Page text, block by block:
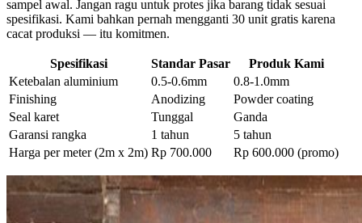
sampel awal. Jangan ragu untuk protes jika barang tidak sesuai
spesifikasi. Kami bahkan pernah mengganti 30 unit gratis karena
cacat produksi — itu komitmen.
Spesifikasi Standar Pasar
Produk Kami
Ketebalan aluminium
0.5-0.6mm
0.8-1.0mm
Finishing
Anodizing
Powder coating
Seal karet
Tunggal
Ganda
Garansi rangka
1 tahun
5 tahun
Harga per meter (2m x 2m) Rp 700.000 Rp 600.000 (promo)